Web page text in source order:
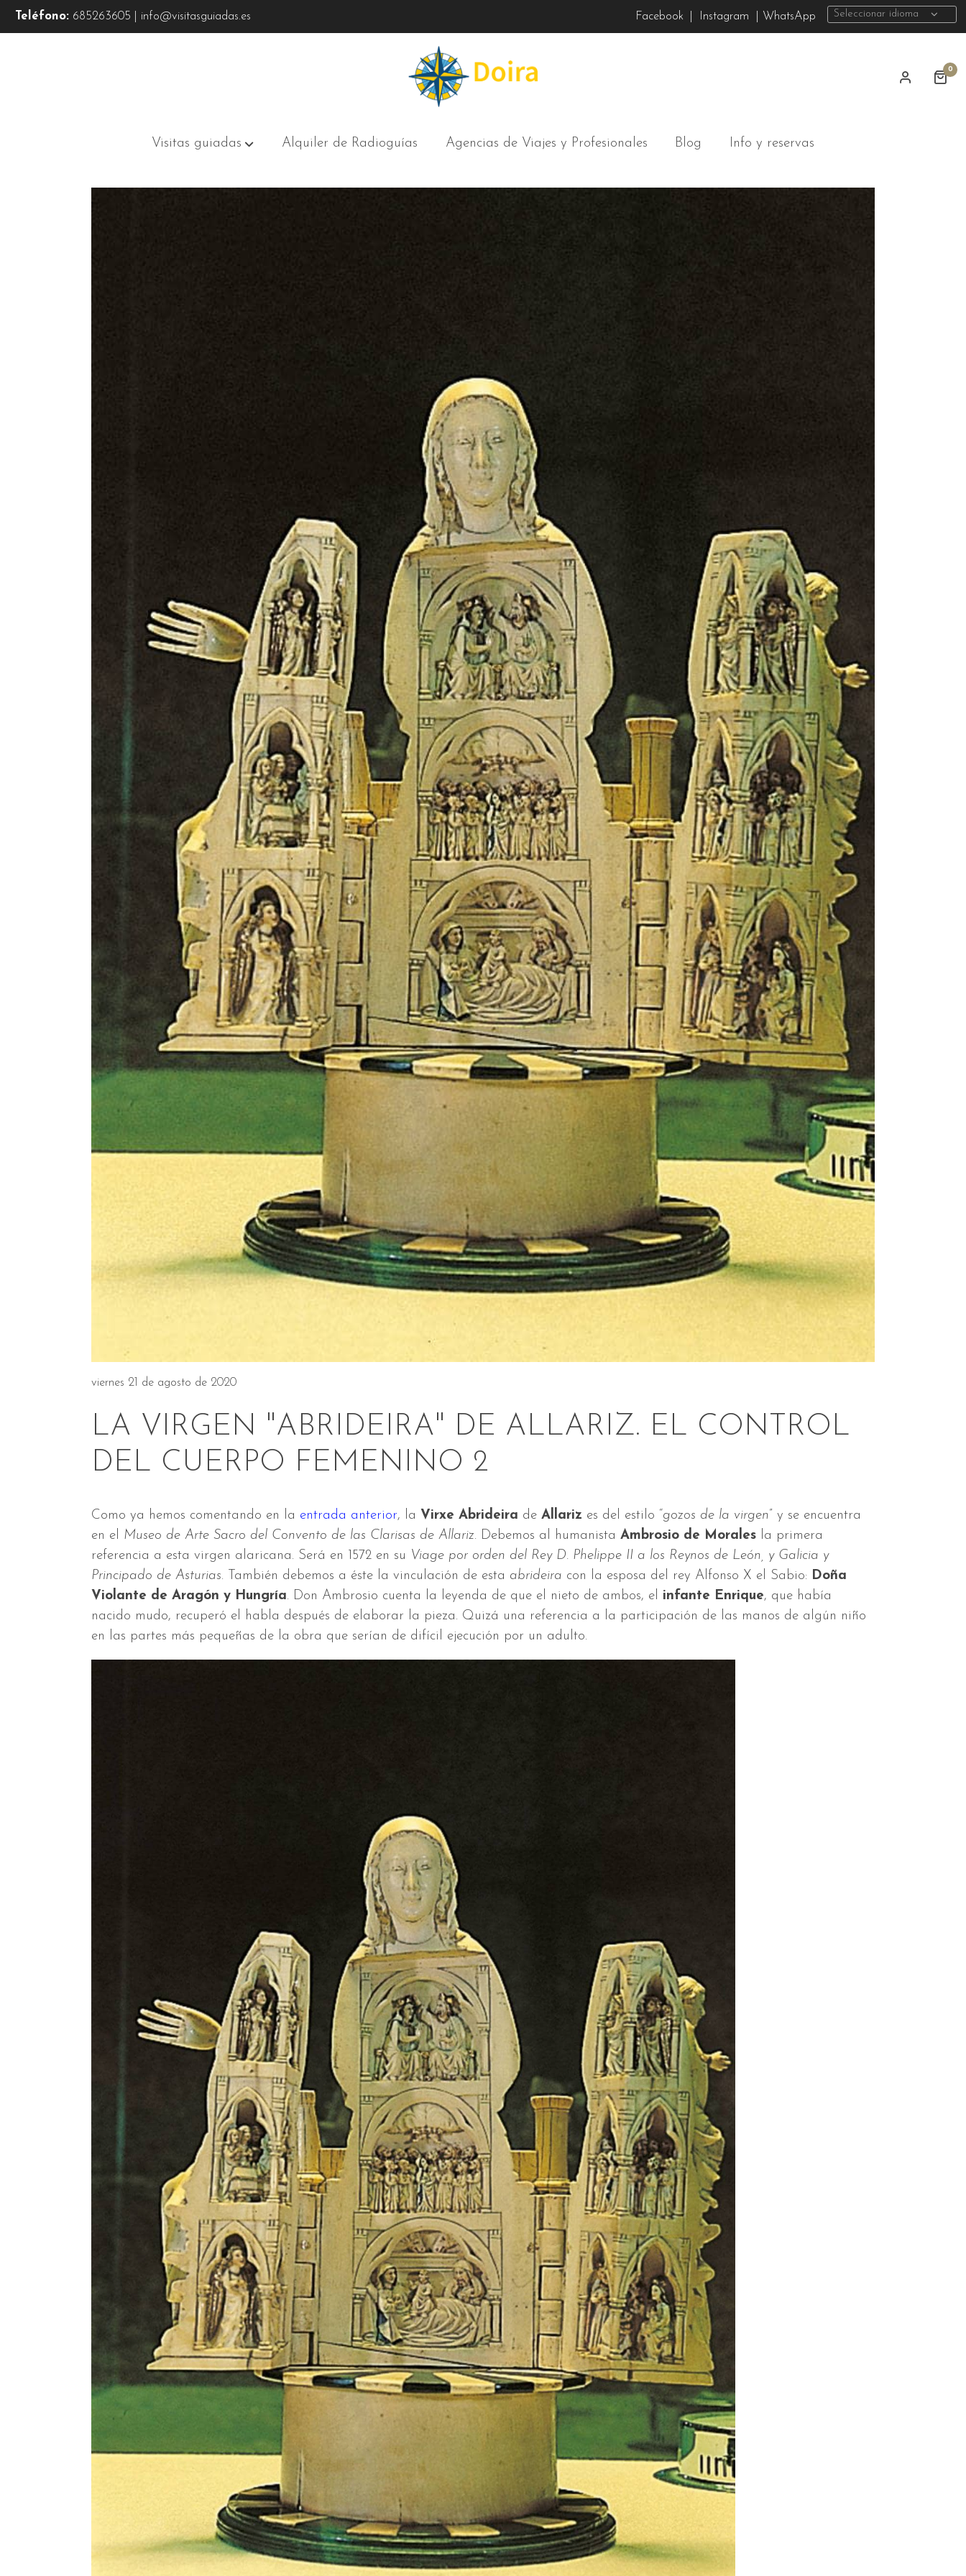
Teléfono:685263605 | info@visitasguiadas.es Facebook Instagram | WhatsApp Seleccionar idioma
0
Visitas guiadas Alquiler de Radioguías Agencias de Viajes y Profesionales Blog Info y reservas
viernes 21 de agosto de 2020
LA VIRGEN "ABRIDEIRA" DE ALLARIZ. EL CONTROL
DEL CUERPO FEMENINO 2
Como ya hemos comentando en la entrada anterior, la Virxe Abrideira deAllariz es del estilo “gozos de la virgen” y se encuentra
en el
Museo de Arte Sacro del Convento de las Clarisas de Allariz. Debemos al humanistaAmbrosio de Morales la primera
referencia a esta virgen alaricana. Será en 1572 en su Viage por orden del Rey D. Phelippe II a los Reynos de León, y Galicia y
Principado de Asturias. También debemos a éste la vinculación de esta abrideira con la esposa del rey Alfonso X el Sabio: Doña
Violante de Aragón y Hungría. Don Ambrosio cuenta la leyenda de que el nieto de ambos, el infante Enrique, que había
nacido mudo, recuperó el habla después de elaborar la pieza. Quizá una referencia a la participación de las manos de algún niño
en las partes más pequeñas de la obra que serían de difícil ejecución por un adulto.